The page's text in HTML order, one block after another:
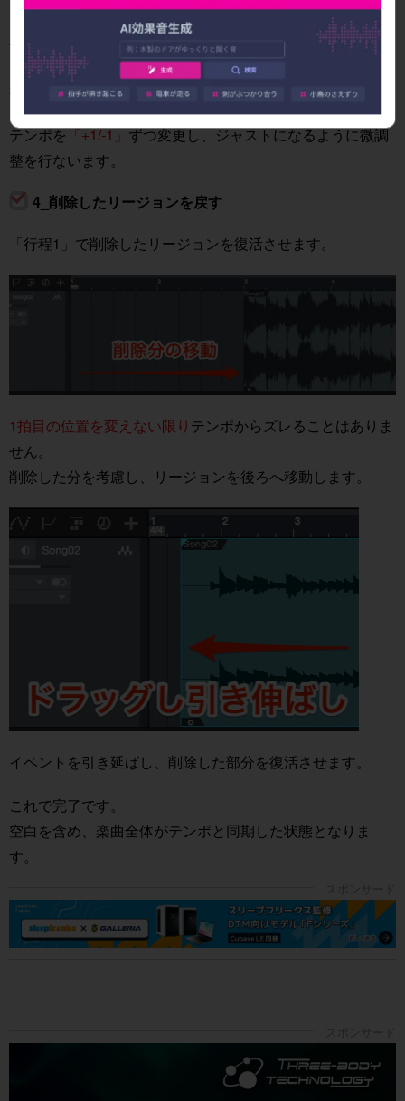
車が「時速100km」と「時速101km」で走っているのと同
じ様に、
後半にいくにつれてドンドン差が広がって
いきます。
テンポを「+1/-1」ずつ変更し、ジャストになるように微調
整を行ないます。
4_削除したリージョンを戻す
「行程1」で削除したリージョンを復活させます。
1拍目の位置を変えない限り テンポからズレることはありま
せん。
削除した分を考慮し、リージョンを後ろへ移動します。
イベントを引き延ばし、削除した部分を復活させます。
これで完了です。
空白を含め、楽曲全体がテンポと同期した状態となりま
す。